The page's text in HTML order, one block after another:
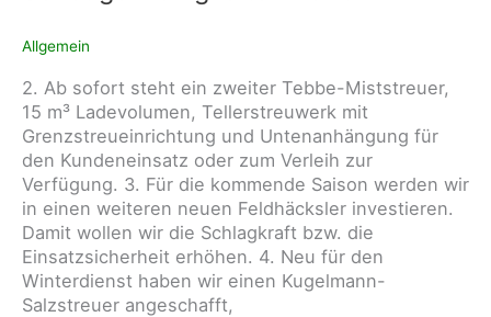
Allgemein
2. Ab sofort steht ein zweiter Tebbe-Miststreuer,
15 m³ Ladevolumen, Tellerstreuwerk mit
Grenzstreueinrichtung und Untenanhängung für
den Kundeneinsatz oder zum Verleih zur
Verfügung. 3. Für die kommende Saison werden wir
in einen weiteren neuen Feldhäcksler investieren.
Damit wollen wir die Schlagkraft bzw. die
Einsatzsicherheit erhöhen. 4. Neu für den
Winterdienst haben wir einen Kugelmann-
Salzstreuer angeschafft,